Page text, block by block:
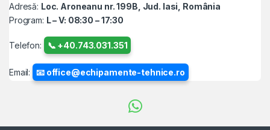
Adresă: Loc. Aroneanu nr. 199B, Jud. Iasi, România
Program: L – V: 08:30 – 17:30
Telefon: 📞 +40.743.031.351
Email: 📧 office@echipamente-tehnice.ro